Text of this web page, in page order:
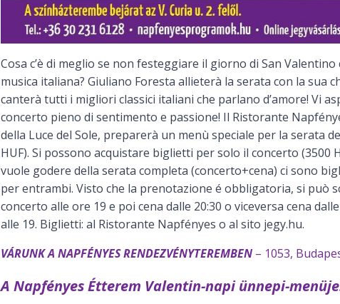
Cosa c’è di meglio se non festeggiare il giorno di San
musica italiana? Giuliano Foresta allieterà la serata con la sua
canterà tutti i migliori classici italiani che parlano d’amore! Vi
concerto pieno di sentimento e passione! Il Ristorante
della Luce del Sole, preparerà un menù speciale per la serata
HUF). Si possono acquistare biglietti per solo il concerto (3500
vuole godere della serata completa (concerto+cena) ci sono
per entrambi. Visto che la prenotazione é obbligatoria, si può
concerto alle ore 19 e poi cena dalle 20:30 o viceversa cena
alle 19. Biglietti: al Ristorante Napfényes o al sito jegy.hu.
VÁRUNK A NAPFÉNYES RENDEZVÉNYTEREMBEN – 1053,
A Napfényes Étterem Valentin-napi ünnepi-